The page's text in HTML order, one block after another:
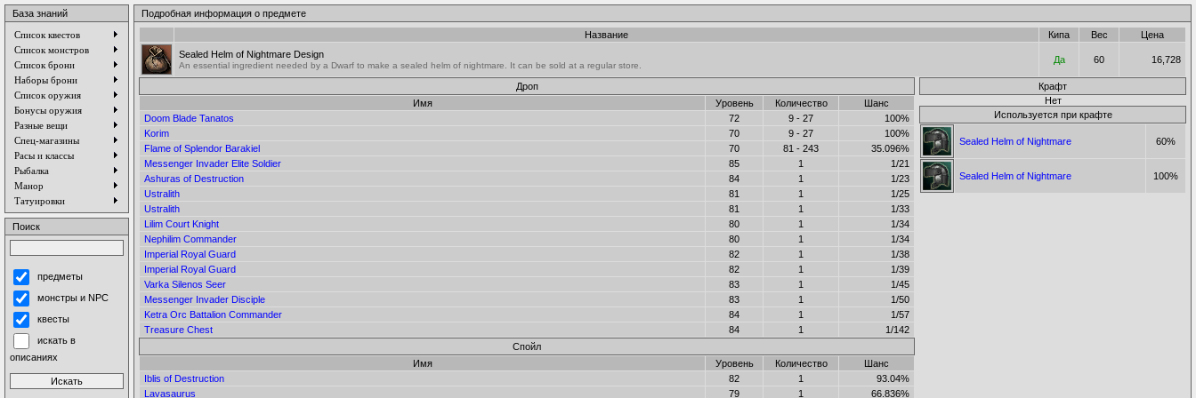
База знаний
Список квестов
Список монстров
Список брони
Наборы брони
Список оружия
Бонусы оружия
Разные вещи
Спец-магазины
Расы и классы
Рыбалка
Манор
Татуировки
Поиск
предметы
монстры и NPC
квесты
искать в
описаниях
Подробная информация о предмете
Название
Кипа Вес
Цена
Sealed Helm of Nightmare Design
An essential ingredient needed by a Dwarf to make a sealed helm of nightmare. It can be sold at a regular store.
Да 60 16,728
Дроп
Имя
Уровень Количество
Шанс
Doom Blade Tanatos
72 9 - 27
100%
Korim
70 9 - 27
100%
Flame of Splendor Barakiel
70 81 - 243
35.096%
Messenger Invader Elite Soldier
85 1
1/21
Ashuras of Destruction
84 1
1/23
Ustralith
81 1
1/25
Ustralith
81 1
1/33
Lilim Court Knight
80 1
1/34
Nephilim Commander
80 1
1/34
Imperial Royal Guard
82 1
1/38
Imperial Royal Guard
82 1
1/39
Varka Silenos Seer
83 1
1/45
Messenger Invader Disciple
83 1
1/50
Ketra Orc Battalion Commander
84 1
1/57
Treasure Chest
84 1
1/142
Спойл
Имя
Уровень Количество
Шанс
Iblis of Destruction
82 1
93.04%
Lavasaurus
79 1
66.836%
Крафт
Нет
Используется при крафте
Sealed Helm of Nightmare 60%
Sealed Helm of Nightmare 100%